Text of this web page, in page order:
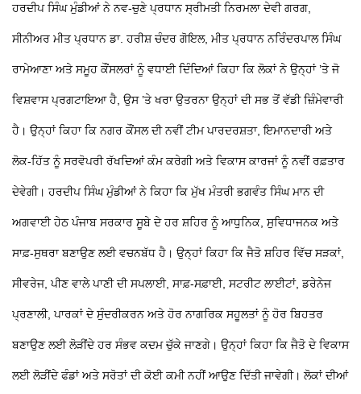
ਹਰਦੀਪ ਸਿੰਘ ਮੁੰਡੀਆਂ ਨੇ ਨਵ-ਚੁਣੇ ਪ੍ਰਧਾਨ ਸ੍ਰੀਮਤੀ ਨਿਰਮਲਾ ਦੇਵੀ ਗਰਗ,
ਸੀਨੀਅਰ ਮੀਤ ਪ੍ਰਧਾਨ ਡਾ. ਹਰੀਸ਼ ਚੰਦਰ ਗੋਇਲ, ਮੀਤ ਪ੍ਰਧਾਨ ਨਰਿੰਦਰਪਾਲ ਸਿੰਘ
ਰਾਮੇਆਣਾ ਅਤੇ ਸਮੂਹ ਕੌਂਸਲਰਾਂ ਨੂੰ ਵਧਾਈ ਦਿੰਦਿਆਂ ਕਿਹਾ ਕਿ ਲੋਕਾਂ ਨੇ ਉਨ੍ਹਾਂ ’ਤੇ ਜੋ
ਵਿਸ਼ਵਾਸ ਪ੍ਰਗਟਾਇਆ ਹੈ, ਉਸ ’ਤੇ ਖਰਾ ਉਤਰਨਾ ਉਨ੍ਹਾਂ ਦੀ ਸਭ ਤੋਂ ਵੱਡੀ ਜ਼ਿੰਮੇਵਾਰੀ
ਹੈ। ਉਨ੍ਹਾਂ ਕਿਹਾ ਕਿ ਨਗਰ ਕੌਂਸਲ ਦੀ ਨਵੀਂ ਟੀਮ ਪਾਰਦਰਸ਼ਤਾ, ਇਮਾਨਦਾਰੀ ਅਤੇ
ਲੋਕ-ਹਿੱਤ ਨੂੰ ਸਰਵੋਪਰੀ ਰੱਖਦਿਆਂ ਕੰਮ ਕਰੇਗੀ ਅਤੇ ਵਿਕਾਸ ਕਾਰਜਾਂ ਨੂੰ ਨਵੀਂ ਰਫ਼ਤਾਰ
ਦੇਵੇਗੀ। ਹਰਦੀਪ ਸਿੰਘ ਮੁੰਡੀਆਂ ਨੇ ਕਿਹਾ ਕਿ ਮੁੱਖ ਮੰਤਰੀ ਭਗਵੰਤ ਸਿੰਘ ਮਾਨ ਦੀ
ਅਗਵਾਈ ਹੇਠ ਪੰਜਾਬ ਸਰਕਾਰ ਸੂਬੇ ਦੇ ਹਰ ਸ਼ਹਿਰ ਨੂੰ ਆਧੁਨਿਕ, ਸੁਵਿਧਾਜਨਕ ਅਤੇ
ਸਾਫ਼-ਸੁਥਰਾ ਬਣਾਉਣ ਲਈ ਵਚਨਬੱਧ ਹੈ। ਉਨ੍ਹਾਂ ਕਿਹਾ ਕਿ ਜੈਤੋ ਸ਼ਹਿਰ ਵਿੱਚ ਸੜਕਾਂ,
ਸੀਵਰੇਜ, ਪੀਣ ਵਾਲੇ ਪਾਣੀ ਦੀ ਸਪਲਾਈ, ਸਾਫ਼-ਸਫ਼ਾਈ, ਸਟਰੀਟ ਲਾਈਟਾਂ, ਡਰੇਨੇਜ
ਪ੍ਰਣਾਲੀ, ਪਾਰਕਾਂ ਦੇ ਸੁੰਦਰੀਕਰਨ ਅਤੇ ਹੋਰ ਨਾਗਰਿਕ ਸਹੂਲਤਾਂ ਨੂੰ ਹੋਰ ਬਿਹਤਰ
ਬਣਾਉਣ ਲਈ ਲੋੜੀਂਦੇ ਹਰ ਸੰਭਵ ਕਦਮ ਚੁੱਕੇ ਜਾਣਗੇ। ਉਨ੍ਹਾਂ ਕਿਹਾ ਕਿ ਜੈਤੋ ਦੇ ਵਿਕਾਸ
ਲਈ ਲੋੜੀਂਦੇ ਫੰਡਾਂ ਅਤੇ ਸਰੋਤਾਂ ਦੀ ਕੋਈ ਕਮੀ ਨਹੀਂ ਆਉਣ ਦਿੱਤੀ ਜਾਵੇਗੀ। ਲੋਕਾਂ ਦੀਆਂ